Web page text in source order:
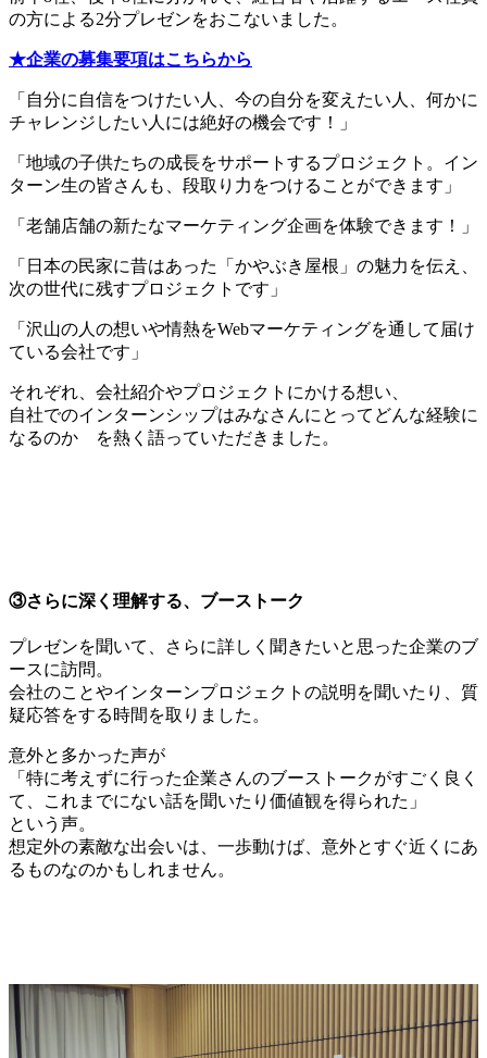
の方による2分プレゼンをおこないました。
★企業の募集要項はこちらから
「自分に自信をつけたい人、今の自分を変えたい人、何かに
チャレンジしたい人には絶好の機会です！」
「地域の子供たちの成長をサポートするプロジェクト。イン
ターン生の皆さんも、段取り力をつけることができます」
「老舗店舗の新たなマーケティング企画を体験できます！」
「日本の民家に昔はあった「かやぶき屋根」の魅力を伝え、
次の世代に残すプロジェクトです」
「沢山の人の想いや情熱をWebマーケティングを通して届け
ている会社です」
それぞれ、会社紹介やプロジェクトにかける想い、
自社でのインターンシップはみなさんにとってどんな経験に
なるのか を熱く語っていただきました。
③さらに深く理解する、ブーストーク
プレゼンを聞いて、さらに詳しく聞きたいと思った企業のブ
ースに訪問。
会社のことやインターンプロジェクトの説明を聞いたり、質
疑応答をする時間を取りました。
意外と多かった声が
「特に考えずに行った企業さんのブーストークがすごく良く
て、これまでにない話を聞いたり価値観を得られた」
という声。
想定外の素敵な出会いは、一歩動けば、意外とすぐ近くにあ
るものなのかもしれません。